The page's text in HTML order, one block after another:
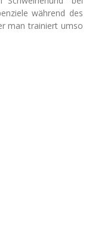
während des
man trainiert umso